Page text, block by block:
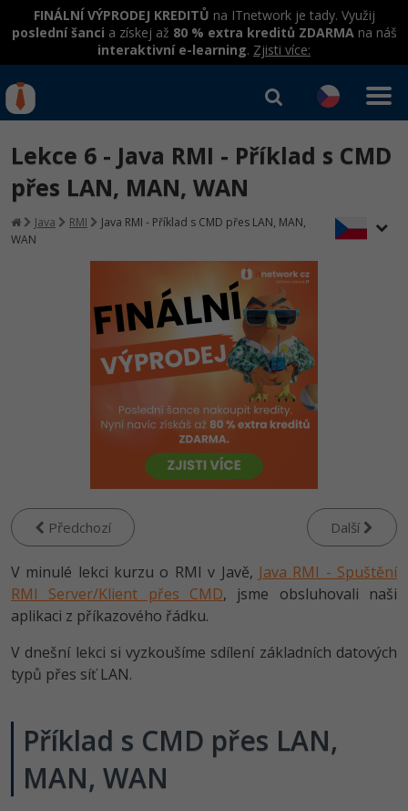
FINÁLNÍ VÝPRODEJ KREDITŮ na ITnetwork je tady. Využij
poslední šanci a získej až 80 % extra kreditů ZDARMAna náš
interaktivní e-learning. Zjisti více:
Rekvalifikace a kurzy
hrazené úřadem práce
Workshopy zdarma
Umělá inteligence v praxi
Datová analýza v praxi
Základy programování
Objektové programování - OOP
HTML5, CSS3, Bootstrap, SEO
SQL a databáze
Testování a verzování
UML a návrhové vzory
React
Spring
Django
Best practices
Školení dle technologií
C# .NET
JavaScript
Python
HTML / CSS
UML a návrhové vzory
MySQL/MariaDB
SQLite
Kurzy IT profesí
Programátor WWW aplikací
Senior programátor
Front-end developer
Vývojář mobilních aplikací
Specialista na AI a bigdata
C# Game developer
Webdesigner
Tester
Grafik / UX/UI návrhář
Projektový manažer
Kurzy programování
Java -80%
C#.NET -80%
Python -80%
JavaScript -80%
PHP
-80%
Swift -80%
C -80%
SQL
Přihlásit se | Registrovat
Lekce 6 - Java RMI - Příklad s CMD
přes LAN, MAN, WAN
Java RMI
Java RMI - Příklad s CMD přes LAN, MAN,
WAN
Předchozí Další
V minulé lekci kurzu o RMI v Javě, Java RMI - Spuštění
RMI Server/Klient přes CMD, jsme obsluhovali naši
aplikaci z příkazového řádku.
V dnešní lekci si vyzkoušíme sdílení základních datových
typů přes síť LAN.
Příklad s CMD přes LAN,
MAN, WAN